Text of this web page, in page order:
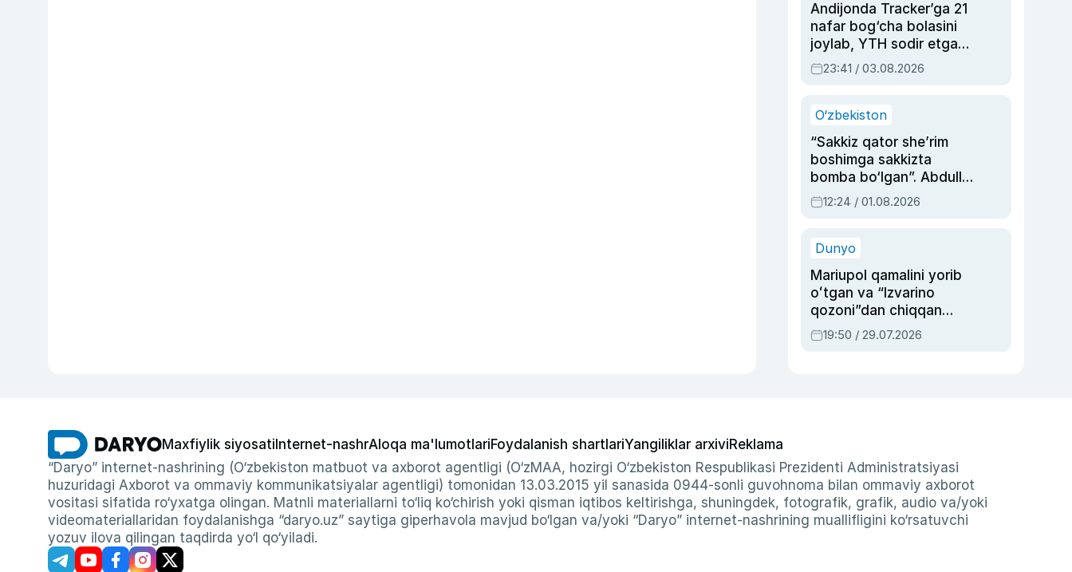
Andijonda Tracker’ga 21
nafar bog‘cha bolasini
joylab, YTH sodir etgan
ayolga sud hukmi o‘qildi
23:41 / 03.08.2026
O‘zbekiston
“Sakkiz qator she’rim
boshimga sakkizta
bomba bo‘lgan”. Abdulla
Oripovni siyosiy
ayblovlardan asrab
12:24 / 01.08.2026
Dunyo
Mariupol qamalini yorib
oʻtgan va “Izvarino
qozoni”dan chiqqan
qahramon — Ukraina
armiyasi bosh
19:50 / 29.07.2026
Maxfiylik siyosati Internet-nashrAloqa ma'lumotlariFoydalanish shartlariYangiliklar arxiviReklama
“Daryo” internet-nashrining (O‘zbekiston matbuot va axborot agentligi (O‘zMAA, hozirgi O‘zbekiston Respublikasi Prezidenti Administratsiyasi
huzuridagi Axborot va ommaviy kommunikatsiyalar agentligi) tomonidan 13.03.2015 yil sanasida 0944-sonli guvohnoma bilan ommaviy axborot
vositasi sifatida ro‘yxatga olingan. Matnli materiallarni to‘liq ko‘chirish yoki qisman iqtibos keltirishga, shuningdek, fotografik, grafik, audio va/yoki
videomateriallaridan foydalanishga “daryo.uz” saytiga giperhavola mavjud bo‘lgan va/yoki “Daryo” internet-nashrining muallifligini ko‘rsatuvchi
yozuv ilova qilingan taqdirda yo‘l qo‘yiladi.